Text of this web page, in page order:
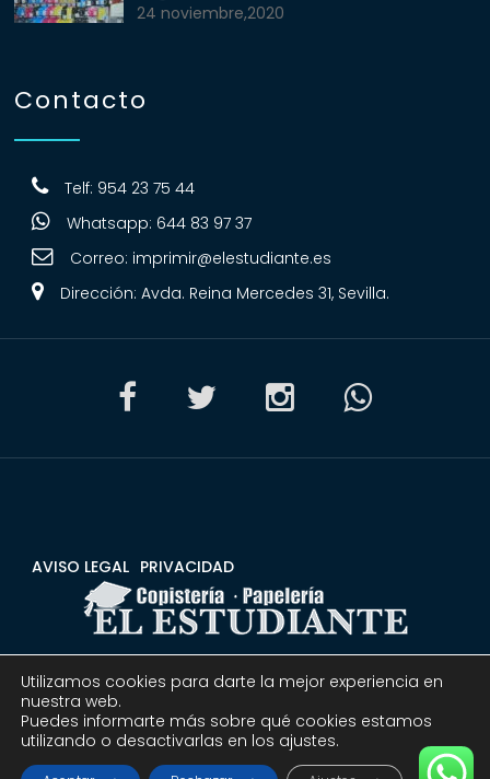
24 noviembre,2020
Contacto
Telf: 954 23 75 44
Whatsapp: 644 83 97 37
Correo: imprimir@elestudiante.es
Dirección: Avda. Reina Mercedes 31, Sevilla.
AVISO LEGAL PRIVACIDAD
CONDICIONES DEVOLUCIONES Y REEMBOLSOS
© 2020 Copistería Papelería El estudiante | Todos los
derechos reservados.
Utilizamos cookies para darte la mejor experiencia en
nuestra web.
Puedes informarte más sobre qué cookies estamos
utilizando o desactivarlas en los ajustes.